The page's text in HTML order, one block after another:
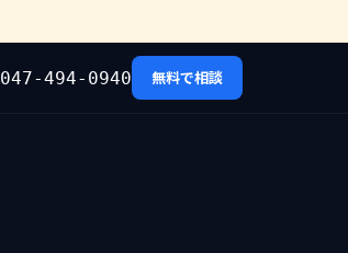
047-494-0940 無料で相談